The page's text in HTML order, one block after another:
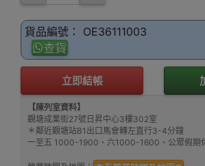
貨品編號： OE36111003
查貨
立即結帳
【陳列室資料】
觀塘成業街27號日昇中心3樓302室
＊鄰近觀塘站B1出口馬會轉左直行3-4分鐘
一至五 1000-1900、六1000-1600、公眾假期